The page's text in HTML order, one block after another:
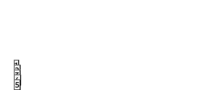
1
2
3
4
5